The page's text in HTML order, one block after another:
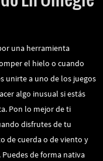
una herramienta
el hielo o cuando
unirte a uno de los juegos
algo inusual si estás
Pon lo mejor de ti
disfrutes de tu
de cuerda o de viento y
de forma nativa